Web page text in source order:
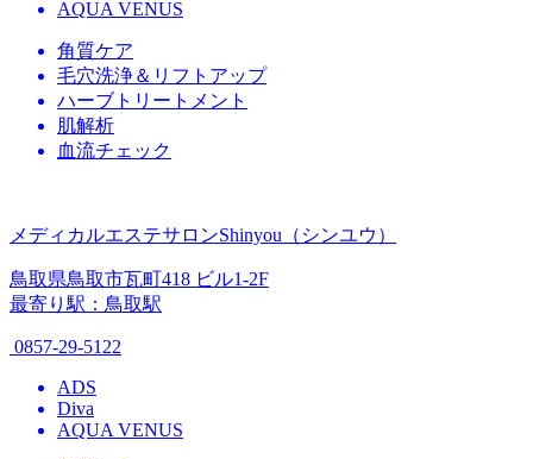
AQUA VENUS
角質ケア
毛穴洗浄＆リフトアップ
ハーブトリートメント
肌解析
血流チェック
メディカルエステサロンShinyou（シンユウ）
鳥取県鳥取市瓦町418 ビル1-2F
最寄り駅：鳥取駅
0857-29-5122
ADS
Diva
AQUA VENUS